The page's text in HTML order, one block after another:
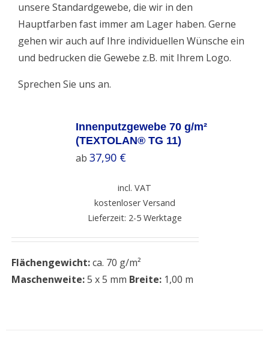
unsere Standardgewebe, die wir in den
Hauptfarben fast immer am Lager haben. Gerne
gehen wir auch auf Ihre individuellen Wünsche ein
und bedrucken die Gewebe z.B. mit Ihrem Logo.
Sprechen Sie uns an.
Innenputzgewebe 70 g/m²
(TEXTOLAN® TG 11)
ab 37,90 €
incl. VAT
kostenloser Versand
Lieferzeit: 2-5 Werktage
Flächengewicht:ca. 70 g/m²
Maschenweite:5 x 5 mm Breite:1,00 m